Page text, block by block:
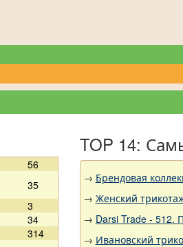
56
35
3
34
314
TOP 14:
→ Брендовая
→ Женский
→ Darsi Trade - 512.
→ Ивановский